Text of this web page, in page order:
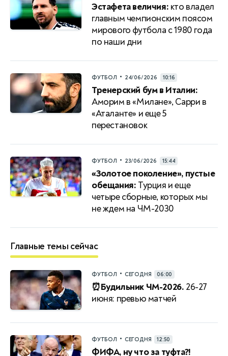
Эстафета величия: кто владел
главным чемпионским поясом
мирового футбола с 1980 года
по наши дни
ФУТБОЛ • 24/06/2026 10:16
Тренерский бум в Италии:
Аморим в «Милане», Сарри в
«Аталанте» и еще 5
перестановок
ФУТБОЛ • 23/06/2026 15:44
«Золотое поколение», пустые
обещания: Турция и еще
четыре сборные, которых мы
не ждем на ЧМ-2030
Главные темы сейчас
ФУТБОЛ • СЕГОДНЯ 06:00
⏰Будильник ЧМ-2026. 26-27
июня: превью матчей
ФУТБОЛ • СЕГОДНЯ 12:50
ФИФА, ну что за туфта?!